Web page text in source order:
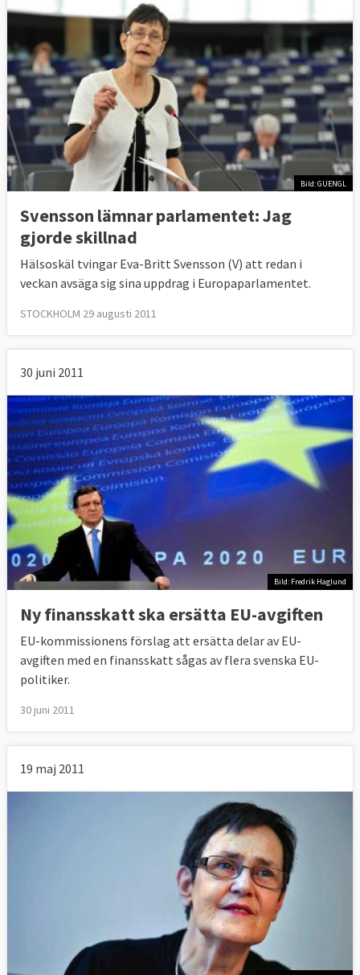
Bild: GUENGL
Svensson lämnar parlamentet: Jag
gjorde skillnad
Hälsoskäl tvingar Eva-Britt Svensson (V) att redan i
veckan avsäga sig sina uppdrag i Europaparlamentet.
STOCKHOLM 29 augusti 2011
30 juni 2011
Bild: Fredrik Haglund
Ny finansskatt ska ersätta EU-avgiften
EU-kommissionens förslag att ersätta delar av EU-
avgiften med en finansskatt sågas av flera svenska EU-
politiker.
30 juni 2011
19 maj 2011